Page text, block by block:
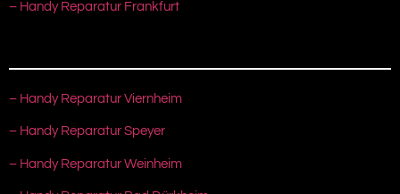
– Handy Reparatur Frankfurt
– Handy Reparatur Viernheim
– Handy Reparatur Speyer
– Handy Reparatur Weinheim